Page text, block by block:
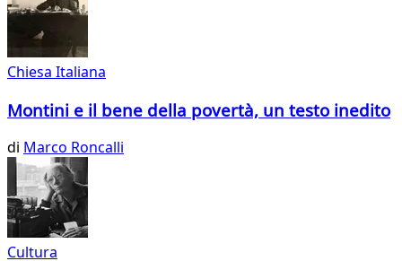
Chiesa Italiana
Montini e il bene della povertà, un testo inedito
di Marco Roncalli
Cultura